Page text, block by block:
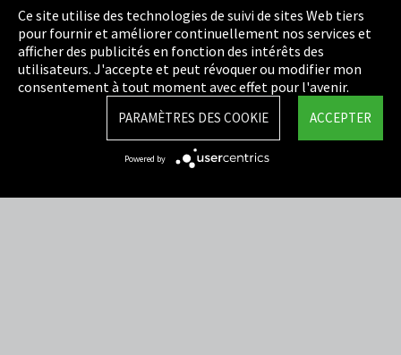
Politique de confidentialité
Cookie Settings
Termes et Conditions
Integrity Line
Ce site utilise des technologies de suivi de sites Web tiers
pour fournir et améliorer continuellement nos services et
afficher des publicités en fonction des intérêts des
utilisateurs. J'accepte et peut révoquer ou modifier mon
consentement à tout moment avec effet pour l'avenir.
ACCEPTER
PARAMÈTRES DES COOKIE
Powered by